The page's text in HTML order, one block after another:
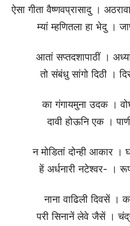
ऐसा गीता वैष्णवप्रासादु ।
म्यां म्हणितला हा भेदु ।
आतां सप्तदशापाठीं ।
तो संबंधु सांगो दिठी ।
का गंगायमुना उदक ।
दावी होऊनि एक ।
न मोडितां दोन्ही आकार ।
हें अर्धनारी नटेश्वर- ।
नाना वाढिली दिवसें ।
परी सिनानें लेवे जैसें ।